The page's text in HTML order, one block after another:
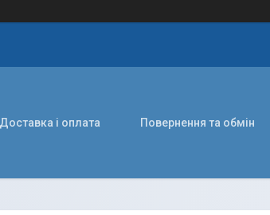
Доставка і оплата Повернення та обмін